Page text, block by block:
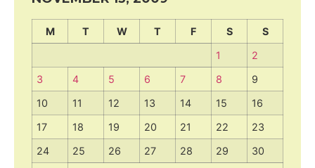
M T W T F S
S
1
2
3
4 5 6 7 8
9
10
11 12 13 14 15
16
17
18 19 20 21 22
23
24
25 26 27 28 29
30